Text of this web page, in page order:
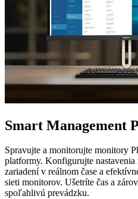
Smart Management
Spravujte a monitorujte monitory
platformy. Konfigurujte
zariadení v reálnom čase a
sieti monitorov. Ušetríte čas a
spoľahlivú prevádzku.